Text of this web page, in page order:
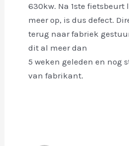
630kw. Na 1ste
meer op, is dus defect.
terug naar fabriek
dit al meer dan
5 weken geleden en nog
van fabrikant.